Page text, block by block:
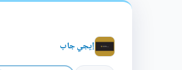
إيجي جاب